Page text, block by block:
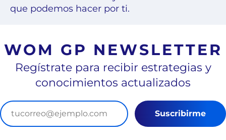
que podemos hacer por ti.
WOM GP NEWSLETTER
Regístrate para recibir estrategias y
conocimientos actualizados
Suscribirme